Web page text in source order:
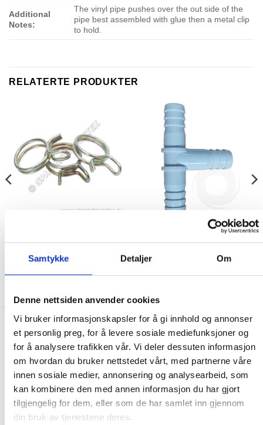
Samtykke Detaljer Om
Denne nettsiden anvender cookies
Vi bruker informasjonskapsler for å gi innhold og annonser
et personlig preg, for å levere sosiale mediefunksjoner og
for å analysere trafikken vår. Vi deler dessuten informasjon
om hvordan du bruker nettstedet vårt, med partnerne våre
innen sosiale medier, annonsering og analysearbeid, som
kan kombinere den med annen informasjon du har gjort
tilgjengelig for dem, eller som de har samlet inn gjennom
din bruk av tjenestene deres.
Additional
Notes:
The vinyl pipe pushes over the out side of the
pipe best assembled with glue then a metal clip
to hold.
RELATERTE PRODUKTER
35.00
KJØP
BARB STYLE FITTINGS AND METAL CLIPS
KJØP
FRAKT PÅ ORDRE 0-1499 kroner:
Pakke til hentested. Velg enten Postnord eller Bring i
handlekurven/checkout. Prisen avhenger av vekt eller volumvekt
på pakken.